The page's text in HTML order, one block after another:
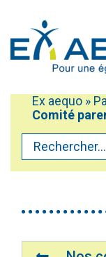
Mobiliser
Défendre
Accéder au
Accessibilité
Contactez-
Vous êtes ici :
Ex aequo »
Comité